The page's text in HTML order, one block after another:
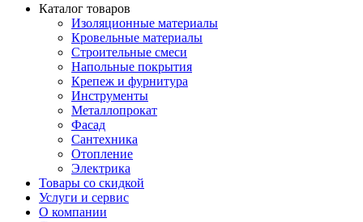
Каталог товаров
Изоляционные материалы
Кровельные материалы
Строительные смеси
Напольные покрытия
Крепеж и фурнитура
Инструменты
Металлопрокат
Фасад
Сантехника
Отопление
Электрика
Товары со скидкой
Услуги и сервис
О компании